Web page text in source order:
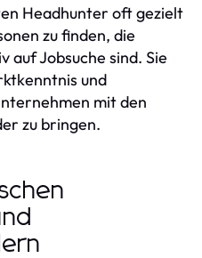
Headhunter oft gezielt
zu finden, die
auf Jobsuche sind. Sie
und
mit den
zu bringen.